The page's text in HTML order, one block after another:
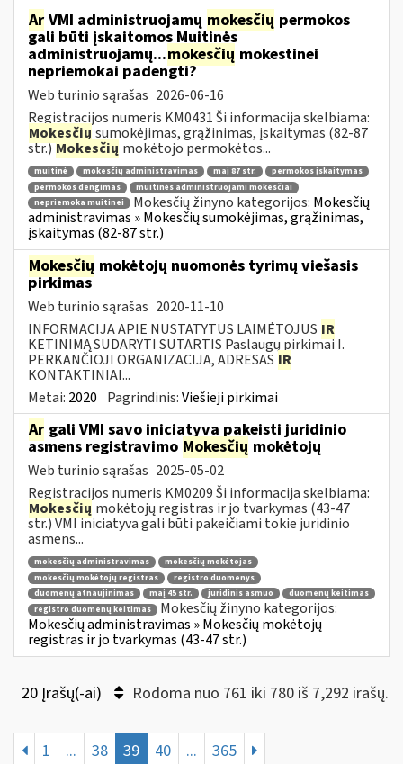
Ar VMI administruojamų mokesčių permokos
gali būti įskaitomos Muitinės
administruojamų...mokesčių mokestinei
nepriemokai padengti?
Web turinio sąrašas 2026-06-16
Registracijos numeris KM0431 Ši informacija skelbiama:
Mokesčių sumokėjimas, grąžinimas, įskaitymas (82-87
str.)Mokesčių mokėtojo permokėtos...
muitinė mokesčių administravimas maį 87 str.
permokos įskaitymas
permokos dengimas
muitinės administruojami mokesčiai
nepriemoka muitinei
Mokesčių žinyno kategorijos: Mokesčių
administravimas » Mokesčių sumokėjimas, grąžinimas,
įskaitymas (82-87 str.)
Mokesčių mokėtojų nuomonės tyrimų viešasis
pirkimas
Web turinio sąrašas 2020-11-10
INFORMACIJA APIE NUSTATYTUS LAIMĖTOJUS IR
KETINIMĄ SUDARYTI SUTARTIS Paslaugų pirkimai I.
PERKANČIOJI ORGANIZACIJA, ADRESAS IR
KONTAKTINIAI...
Metai: 2020 Pagrindinis:Viešieji pirkimai
Ar gali VMI savo iniciatyva pakeisti juridinio
asmens registravimo Mokesčių mokėtojų
Web turinio sąrašas 2025-05-02
Registracijos numeris KM0209 Ši informacija skelbiama:
Mokesčių mokėtojų registras ir jo tvarkymas (43-47
str.) VMI iniciatyva gali būti pakeičiami tokie juridinio
asmens...
mokesčių administravimas
mokesčių mokėtojas
mokesčių mokėtojų registras
registro duomenys
duomenų atnaujinimas
maį 45 str. juridinis asmuo
duomenų keitimas
registro duomenų keitimas
Mokesčių žinyno kategorijos:
Mokesčių administravimas » Mokesčių mokėtojų
registras ir jo tvarkymas (43-47 str.)
20 Įrašų(-ai) Rodoma nuo 761 iki 780 iš 7,292 irašų.
1 ... 38 39 40 ... 365